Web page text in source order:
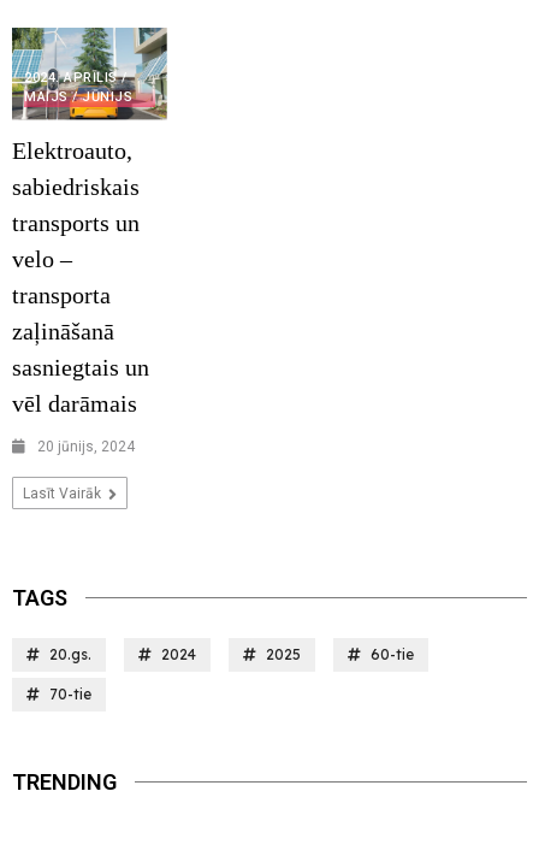
2024. APRĪLIS /
MAIJS / JŪNIJS
Elektroauto,
sabiedriskais
transports un
velo –
transporta
zaļināšanā
sasniegtais un
vēl darāmais
20 jūnijs, 2024
Lasīt Vairāk
TAGS
20.gs. 2024 2025 60-tie
70-tie
TRENDING